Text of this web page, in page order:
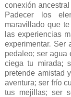
conexión
Padecer los
maravillado que
las experiencias
experimentar. Ser
pedaleo; ser agua
ciega tu mirada;
pretende amistad
aventura; ser frío
tus mejillas; ser